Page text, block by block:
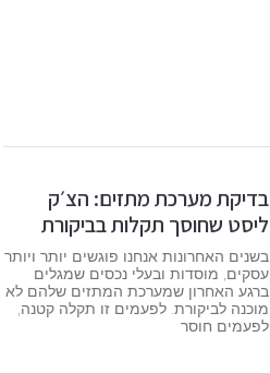
בדיקת מערכת מתזים: הצ׳ק
ליסט שחוסך תקלות בביקורת
בשנים האחרונות אנחנו פוגשים יותר ויותר
עסקים, מוסדות ובעלי נכסים שמגלים
ברגע האחרון שמערכת המתזים שלהם לא
מוכנה לביקורת. לפעמים זו תקלה קטנה,
לפעמים חוסר